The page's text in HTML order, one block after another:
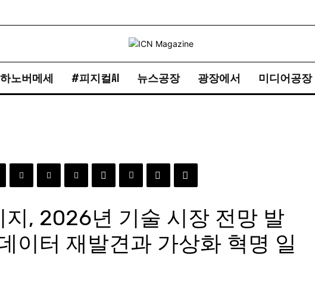
노버메세 #피지컬AI 뉴스공장 광장에서 미디어공장
지, 2026년 기술 시장 전망 발
이터 재발견과 가상화 혁명 일